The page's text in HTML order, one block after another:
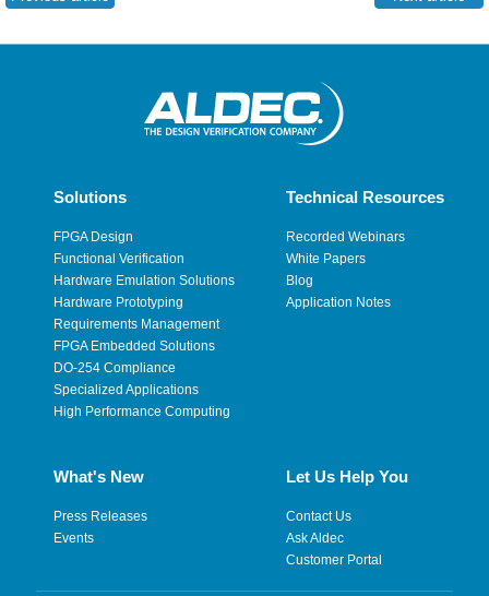
Solutions
FPGA Design
Functional Verification
Hardware Emulation Solutions
Hardware Prototyping
Requirements Management
FPGA Embedded Solutions
DO-254 Compliance
Specialized Applications
High Performance Computing
Technical Resources
Recorded Webinars
White Papers
Blog
Application Notes
What's New
Press Releases
Events
Let Us Help You
Contact Us
Ask Aldec
Customer Portal